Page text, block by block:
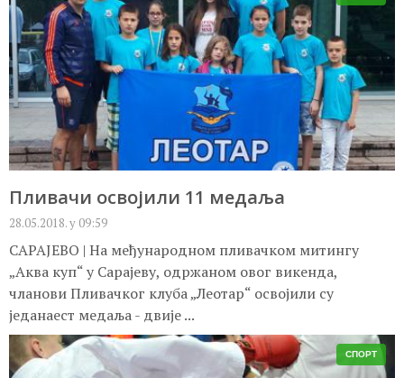
Пливачи освојили 11 медаља
28.05.2018. у 09:59
САРАЈЕВО | На међународном пливачком митингу
„Аква куп“ у Сарајеву, одржаном овог викенда,
чланови Пливачког клуба „Леотар“ освојили су
једанаест медаља - двије ...
СПОРТ